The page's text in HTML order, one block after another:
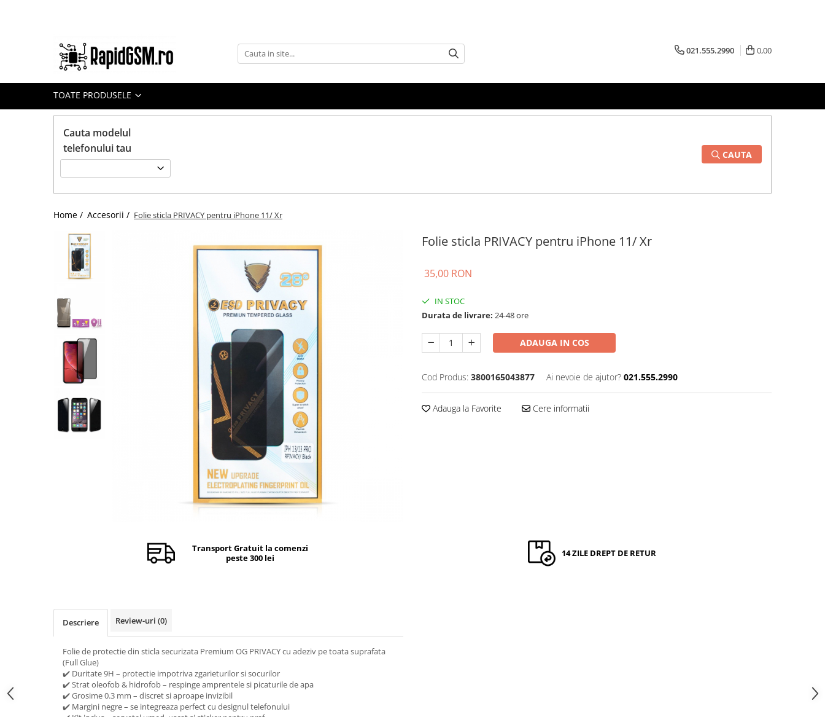
Ecrane Samsung
seria A
Ecrane iPhone
Ecrane Huawei / Honor
Ecrane Xiaomi / Redmi
Ecrane Motorola
Ecrane Oppo / Realme
Ecrane Diverse
Baterie externa
Folie protectie STICLA
Suruburi si adezivi
Piese din dezmembrari (SWAP)
Scule Service GSM
021.555.2990 0,00
TOATE PRODUSELE
Cauta modelul
telefonului tau
CAUTA
Home / Accesorii / Folie sticla PRIVACY pentru iPhone 11/ Xr
Folie sticla PRIVACY pentru iPhone 11/ Xr
35,00 RON
IN STOC
Durata de livrare: 24-48 ore
ADAUGA IN COS
Cod Produs: 3800165043877 Ai nevoie de ajutor? 021.555.2990
Adauga la Favorite Cere informatii
Transport Gratuit la comenzi
peste 300 lei
14 ZILE DREPT DE RETUR
Descriere Review-uri (0)
Folie de protectie din sticla securizata Premium OG PRIVACY cu adeziv pe toata suprafata
(Full Glue)
✔️ Duritate 9H – protectie impotriva zgarieturilor si socurilor
✔️ Strat oleofob & hidrofob – respinge amprentele si picaturile de apa
✔️ Grosime 0.3 mm – discret si aproape invizibil
✔️ Margini negre – se integreaza perfect cu designul telefonului